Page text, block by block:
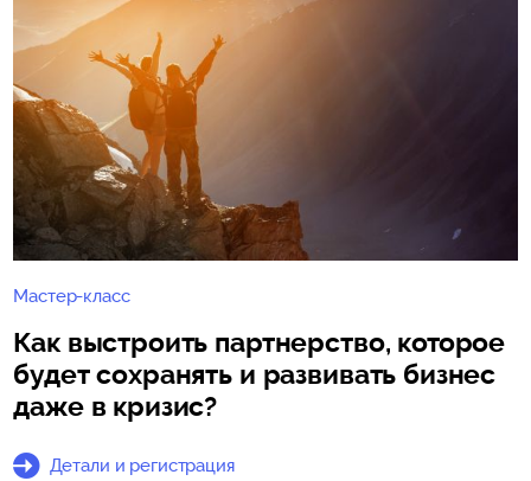
Мастер-класс
Как выстроить партнерство, которое
будет сохранять и развивать бизнес
даже в кризис?
Детали и регистрация